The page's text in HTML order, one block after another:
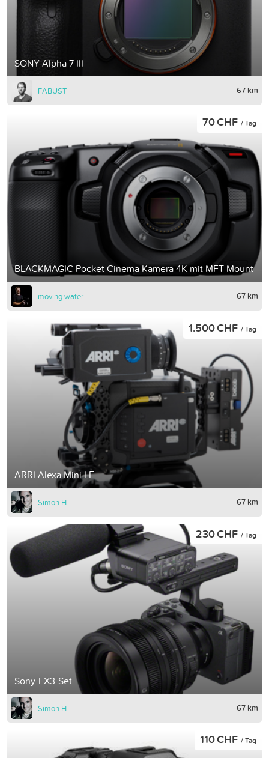
SONY Alpha 7 III
FABUST 67 km
BLACKMAGIC Pocket Cinema Kamera 4K mit MFT Mount
70 CHF / Tag
moving water 67 km
ARRI Alexa Mini LF
1.500 CHF / Tag
Simon H 67 km
Sony-FX3-Set
230 CHF / Tag
Simon H 67 km
110 CHF / Tag